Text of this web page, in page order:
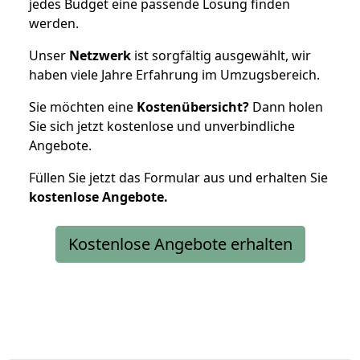
jedes Budget eine passende Lösung finden
werden.
Unser Netzwerk ist sorgfältig ausgewählt, wir
haben viele Jahre Erfahrung im Umzugsbereich.
Sie möchten eine Kostenübersicht? Dann holen
Sie sich jetzt kostenlose und unverbindliche
Angebote.
Füllen Sie jetzt das Formular aus und erhalten Sie
kostenloseAngebote.
Kostenlose Angebote erhalten